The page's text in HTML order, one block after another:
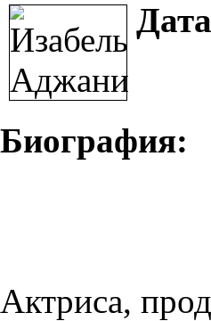
Биография:
Актриса,